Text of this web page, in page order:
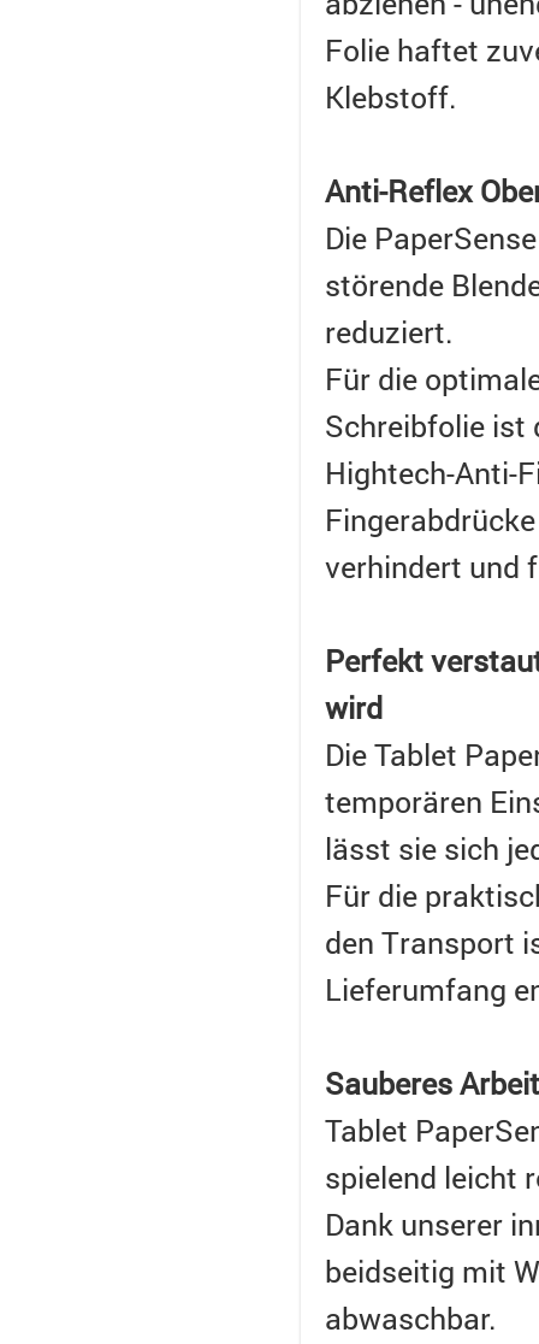
Folie haftet
Klebstoff.
Anti-Reflex
Die
störende
reduziert.
Für die
Schreibfolie ist
Hightech-Anti-
verhindert und
Perfekt
wird
Die Tablet
temporären
lässt sie sich
Für die
den Transport
Lieferumfang
Sauberes
Tablet
spielend leicht
Dank unserer
beidseitig mit
abwaschbar.